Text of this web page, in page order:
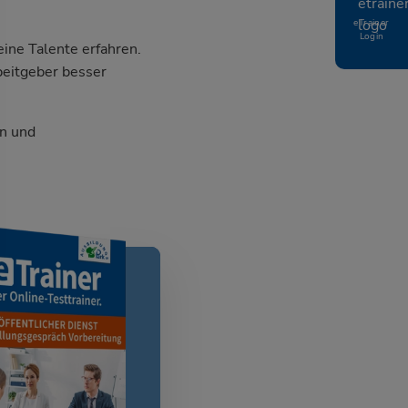
eTrainer
Login
Talente erfahren.
besser
und